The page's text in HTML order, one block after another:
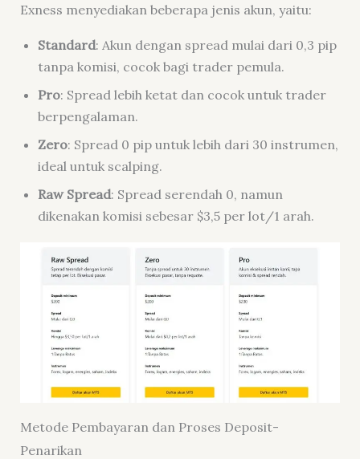
Exness menyediakan beberapa jenis akun, yaitu:
Standard: Akun dengan spread mulai dari 0,3 pip
tanpa komisi, cocok bagi trader pemula.
Pro: Spread lebih ketat dan cocok untuk trader
berpengalaman.
Zero: Spread 0 pip untuk lebih dari 30 instrumen,
ideal untuk scalping.
Raw Spread: Spread serendah 0, namun
dikenakan komisi sebesar $3,5 per lot/1 arah.
Metode Pembayaran dan Proses Deposit-
Penarikan